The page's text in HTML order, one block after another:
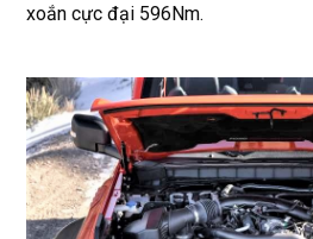
xoắn cực đại 596Nm.